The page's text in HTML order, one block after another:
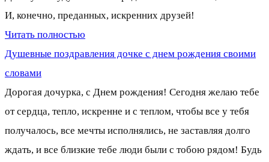
И, конечно, преданных, искренних друзей!
Читать полностью
Душевные поздравления дочке с днем рождения своими
словами
Дорогая дочурка, с Днем рождения! Сегодня желаю тебе
от сердца, тепло, искренне и с теплом, чтобы все у тебя
получалось, все мечты исполнялись, не заставляя долго
ждать, и все близкие тебе люди были с тобою рядом! Будь